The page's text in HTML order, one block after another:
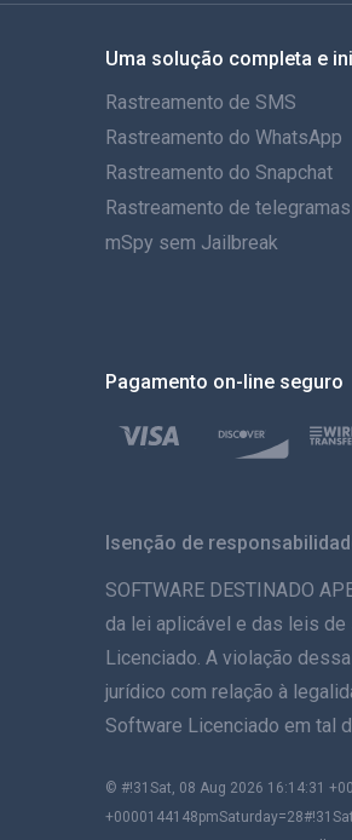
Uma solução completa e
Rastreamento de SMS
Rastreamento do WhatsApp
Rastreamento do Snapchat
Rastreamento de telegramas
mSpy sem Jailbreak
Pagamento on-line seguro
Isenção de
SOFTWARE DESTINADO
da lei aplicável e das leis
Licenciado. A violação
jurídico com relação à
Software Licenciado em tal
© #!31Sat, 08 Aug 2026 16:14:31